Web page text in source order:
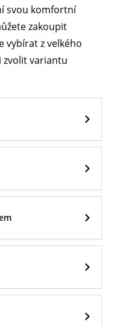
svou komfortní
zakoupit
vybírat z velkého
zvolit variantu